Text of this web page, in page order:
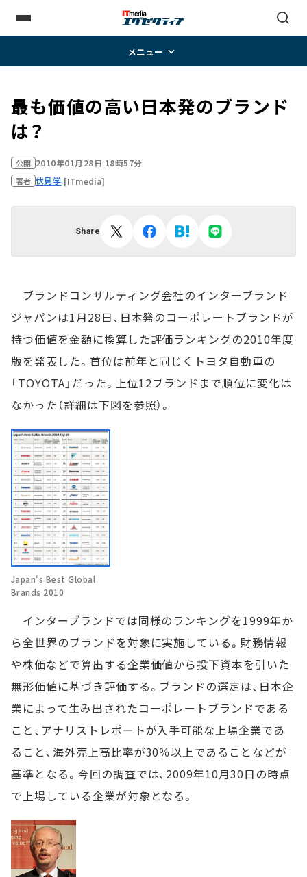
メニュー
最も価値の高い日本発のブランド
は？
公開 2010年01月28日 18時57分
著者 伏見学 [ITmedia]
Share
ブランドコンサルティング会社のインターブランド
ジャパンは1月28日、日本発のコーポレートブランドが
持つ価値を金額に換算した評価ランキングの2010年度
版を発表した。首位は前年と同じくトヨタ自動車の
「TOYOTA」だった。上位12ブランドまで順位に変化は
なかった（詳細は下図を参照）。
Japan's Best Global
Brands 2010
インターブランドでは同様のランキングを1999年か
ら全世界のブランドを対象に実施している。財務情報
や株価などで算出する企業価値から投下資本を引いた
無形価値に基づき評価する。ブランドの選定は、日本企
業によって生み出されたコーポレートブランドである
こと、アナリストレポートが入手可能な上場企業であ
ること、海外売上高比率が30％以上であることなどが
基準となる。今回の調査では、2009年10月30日の時点
で上場している企業が対象となる。